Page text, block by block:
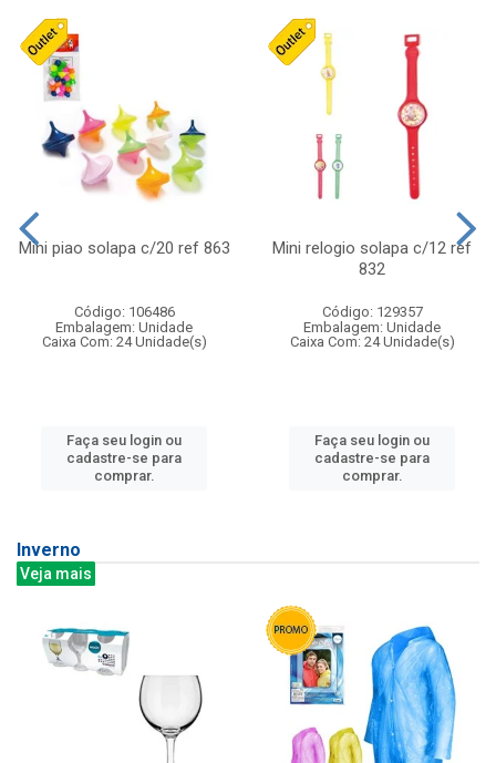
Mini piao solapa c/20 ref 863
Código: 106486
Embalagem: Unidade
Caixa Com: 24 Unidade(s)
Faça seu login ou
cadastre-se para
comprar.
Mini relogio solapa c/12 ref
832
Código: 129357
Embalagem: Unidade
Caixa Com: 24 Unidade(s)
Faça seu login ou
cadastre-se para
comprar.
Inverno
Veja mais